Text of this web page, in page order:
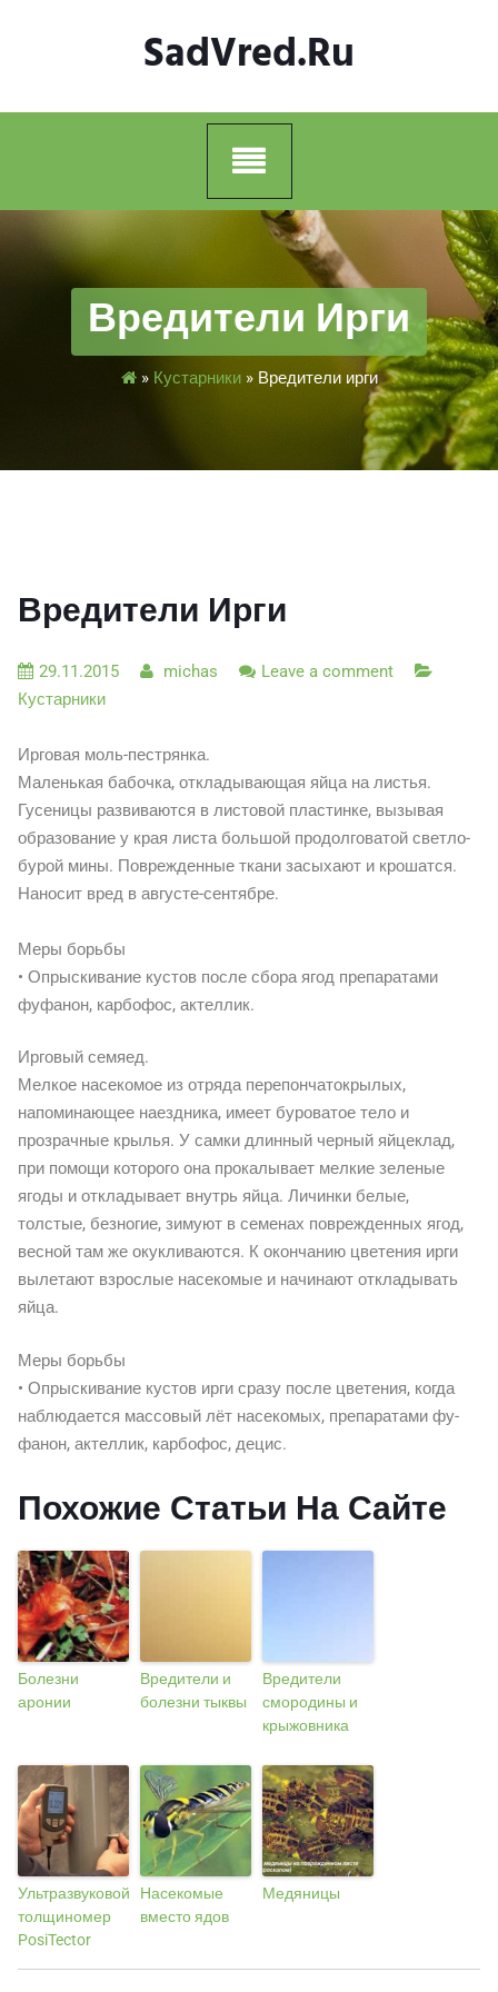
SadVred.ru
Вредители Ирги
» Кустарники» Вредители ирги
Вредители Ирги
29.11.2015 michas
Leave a comment
Кустарники
Ирговая моль-пестрянка.
Маленькая бабочка, откладывающая яйца на листья.
Гусеницы развиваются в листовой пластинке, вызывая
образование у края листа большой продолговатой светло-
бурой мины. Поврежденные ткани засыхают и крошатся.
Наносит вред в августе-сентябре.
Меры борьбы
• Опрыскивание кустов после сбора ягод препаратами
фуфанон, карбофос, актеллик.
Ирговый семяед.
Мелкое насекомое из отряда перепончатокрылых,
напоминающее наездника, имеет буроватое тело и
прозрачные крылья. У самки длинный черный яйцеклад,
при помощи которого она прокалывает мелкие зеленые
ягоды и откладывает внутрь яйца. Личинки белые,
толстые, безногие, зимуют в семенах поврежденных ягод,
весной там же окукливаются. К окончанию цветения ирги
вылетают взрослые насекомые и начинают откладывать
яйца.
Меры борьбы
• Опрыскивание кустов ирги сразу после цветения, когда
наблюдается массовый лёт насекомых, препаратами фу-
фанон, актеллик, карбофос, децис.
Похожие Статьи На Сайте
Болезни
аронии
Вредители и
болезни тыквы
Вредители
смородины и
крыжовника
Ультразвуковой
толщиномер
PosiTector
Насекомые
вместо ядов
Медяницы